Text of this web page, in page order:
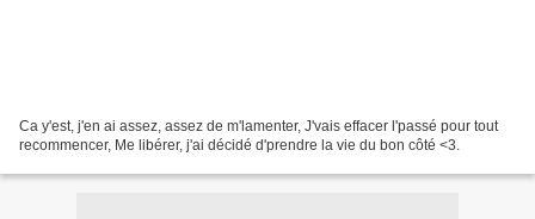
Ca y'est, j'en ai assez, assez de m'lamenter, J'vais effacer l'passé pour tout
recommencer, Me libérer, j'ai décidé d'prendre la vie du bon côté <3.